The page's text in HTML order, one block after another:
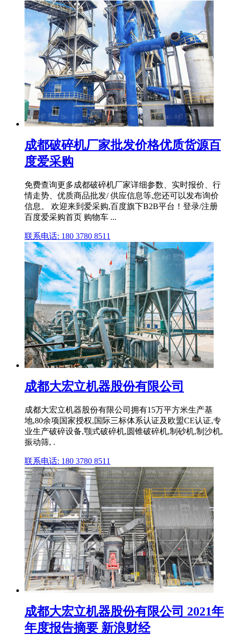
成都破碎机厂家批发价格优质货源百
度爱采购
免费查询更多成都破碎机厂家详细参数、实时报价、行
情走势、优质商品批发/ 供应信息等,您还可以发布询价
信息。 欢迎来到爱采购,百度旗下B2B平台！登录/注册
百度爱采购首页 购物车 ...
联系电话: 180 3780 8511
成都大宏立机器股份有限公司
成都大宏立机器股份有限公司拥有15万平方米生产基
地,80余项国家授权,国际三标体系认证及欧盟CE认证,专
业生产破碎设备,颚式破碎机,圆锥破碎机,制砂机,制沙机,
振动筛, .
联系电话: 180 3780 8511
成都大宏立机器股份有限公司 2021年
年度报告摘要 新浪财经